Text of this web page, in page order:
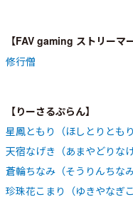
【FAV gaming ストリーマー
修行僧
【りーさるぷらん】
星鳳ともり（ほしとりともり
天宿なげき（あまやどりなげ
蒼輪ちなみ（そうりんちなみ
珍珠花こまり（ゆきやなぎこ